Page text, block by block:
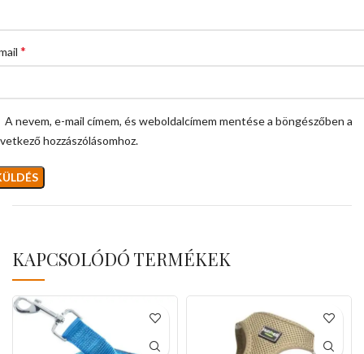
*
A nevem, e-mail címem, és weboldalcímem mentése a böngészőben a
hozzászólásomhoz.
KAPCSOLÓDÓ TERMÉKEK